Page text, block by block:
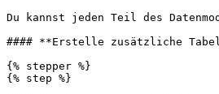
Du kannst jeden Teil des
#### **Erstelle zusätzliche
{% stepper %}
{% step %}